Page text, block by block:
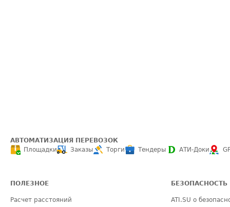
АВТОМАТИЗАЦИЯ ПЕРЕВОЗОК
Площадки
Заказы Торги Тендеры АТИ-Доки
ПОЛЕЗНОЕ
Расчет расстояний
БЕЗОПАСНОСТЬ
ATI.SU о